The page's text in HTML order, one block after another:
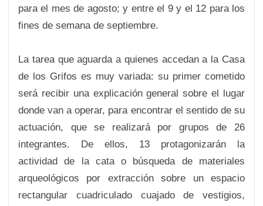
para el mes de agosto; y entre el 9 y el 12 para los
fines de semana de septiembre.
La tarea que aguarda a quienes accedan a la Casa
de los Grifos es muy variada: su primer cometido
será recibir una explicación general sobre el lugar
donde van a operar, para encontrar el sentido de su
actuación, que se realizará por grupos de 26
integrantes. De ellos, 13 protagonizarán la
actividad de la cata o búsqueda de materiales
arqueológicos por extracción sobre un espacio
rectangular cuadriculado cuajado de vestigios,